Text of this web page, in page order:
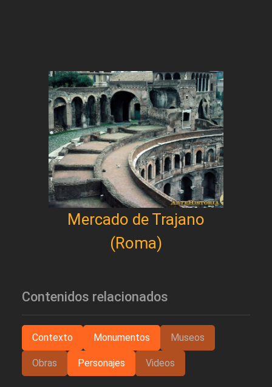
Mercado de Trajano
(Roma)
Contenidos relacionados
Contexto Monumentos Museos
Obras Personajes Videos